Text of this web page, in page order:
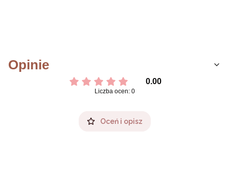
Opinie
0.00
Liczba ocen: 0
Oceń i opisz